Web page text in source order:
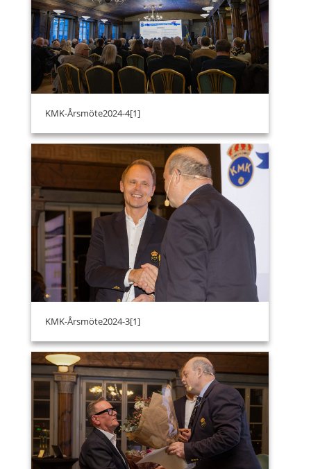
KMK-Årsmöte2024-4[1]
KMK-Årsmöte2024-3[1]